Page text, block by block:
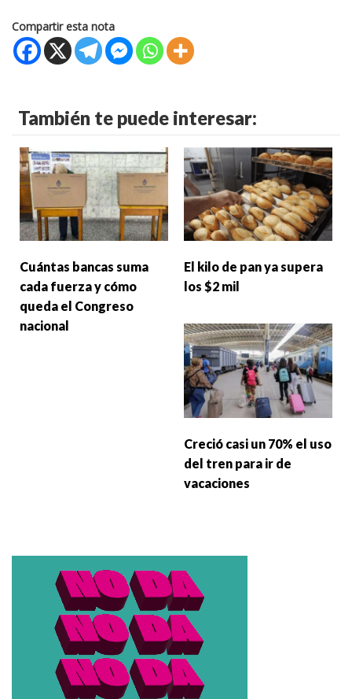
Compartir esta nota
También te puede interesar:
Cuántas bancas suma
cada fuerza y cómo
queda el Congreso
nacional
El kilo de pan ya supera
los $2 mil
Creció casi un 70% el uso
del tren para ir de
vacaciones